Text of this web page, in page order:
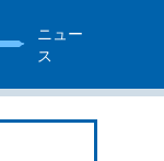
ニュー
ス